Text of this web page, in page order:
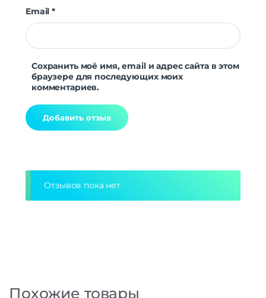
Email*
Сохранить моё имя, email и адрес сайта в этом
браузере для последующих моих
комментариев.
Отзывов пока нет
Похожие товары